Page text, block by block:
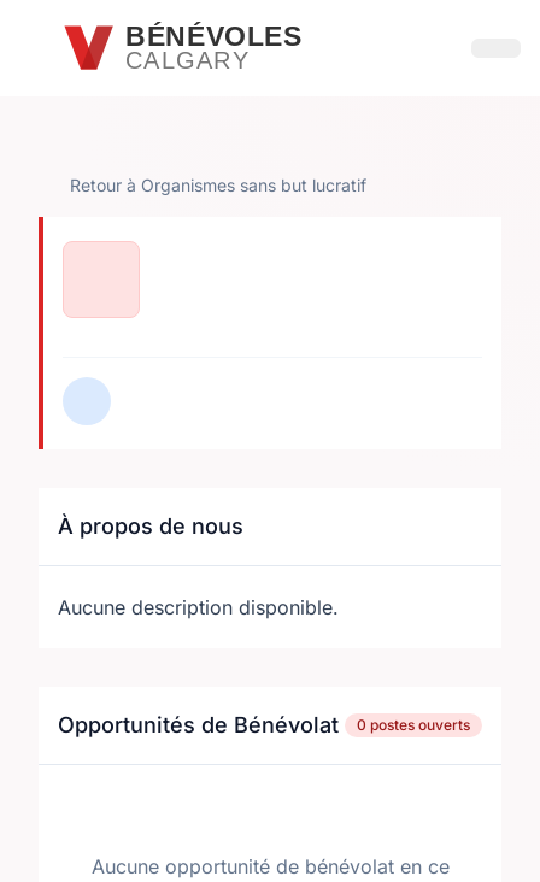
Passer au contenu principal
BÉNÉVOLES
CALGARY
Retour à Organismes sans but lucratif
À propos de nous
Aucune description disponible.
Opportunités de Bénévolat 0 postes ouverts
Aucune opportunité de bénévolat en ce